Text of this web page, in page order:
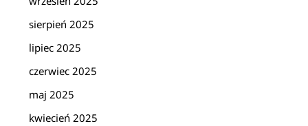
sierpień 2025
lipiec 2025
czerwiec 2025
maj 2025
kwiecień 2025